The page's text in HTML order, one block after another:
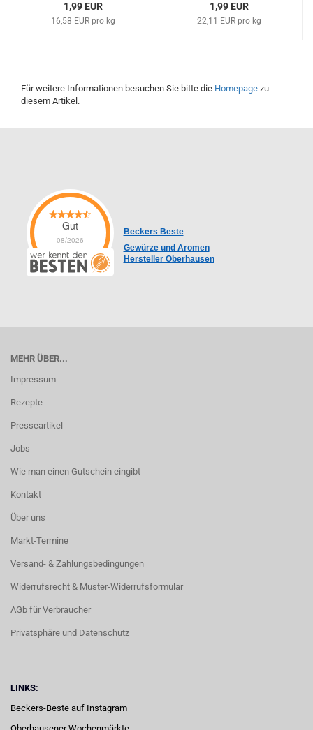
1,99 EUR
16,58 EUR pro kg
1,99 EUR
22,11 EUR pro kg
Für weitere Informationen besuchen Sie bitte die Homepage zu
diesem Artikel.
Gut
08/2026
Beckers Beste
Gewürze und Aromen
Hersteller Oberhausen
MEHR ÜBER...
Impressum
Rezepte
Presseartikel
Jobs
Wie man einen Gutschein eingibt
Kontakt
Über uns
Markt-Termine
Versand- & Zahlungsbedingungen
Widerrufsrecht & Muster-Widerrufsformular
AGb für Verbraucher
Privatsphäre und Datenschutz
LINKS:
Beckers-Beste auf Instagram